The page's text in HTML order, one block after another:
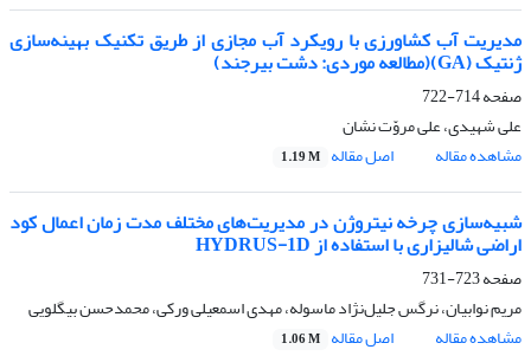
مدیریت آب کشاورزی با رویکرد آب مجازی از طریق تکنیک بهینه‌سازی
ژنتیک (GA)(مطالعه موردی: دشت بیرجند)
صفحه714-722
علی شهیدی، علی مروّت نشان
مشاهده مقاله
اصل مقاله 1.19 M
شبیه‌سازی چرخه نیتروژن در مدیریت‌های مختلف مدت زمان اعمال کود
اراضی شالیزاری با استفاده از HYDRUS-1D
صفحه723-731
مریم نوابیان، نرگس جلیل‌نژاد ماسوله، مهدی اسمعیلی ورکی، محمدحسن بیگلویی
مشاهده مقاله
اصل مقاله 1.06 M